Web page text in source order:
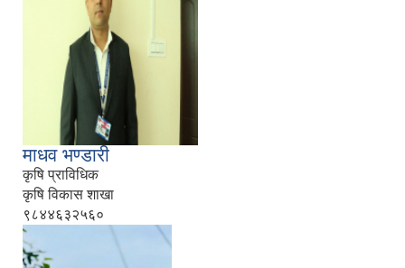
माधव भण्डारी
कृषि प्राविधिक
कृषि विकास शाखा
९८४४६३२५६०